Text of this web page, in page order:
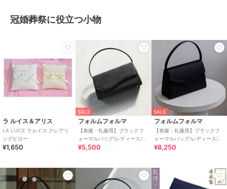
冠婚葬祭に役立つ小物
ラ ルイス＆アリス
LA LUICE ラルイス クレアリ
ングピロー
¥1,650
SALE
フォルムフォルマ
【喪服・礼服用】ブラックフ
ォーマルバッグ/レディース/葬
式/冠婚葬祭/夏/お受験
¥5,500
SALE
フォルムフォルマ
【喪服・礼服用】ブラックフ
ォーマルバッグ/レディース/日
本製/葬式/冠婚葬祭/夏
¥8,250